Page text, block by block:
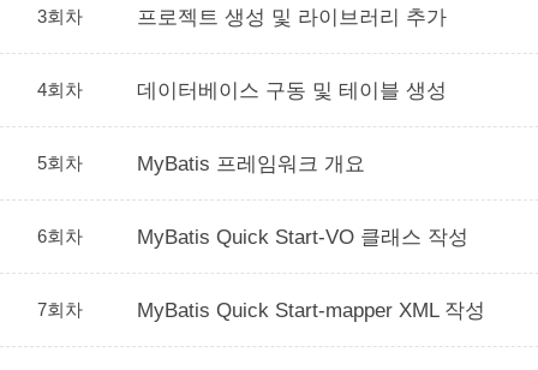
3회차 프로젝트 생성 및 라이브러리 추가
4회차 데이터베이스 구동 및 테이블 생성
5회차 MyBatis 프레임워크 개요
6회차 MyBatis Quick Start-VO 클래스 작성
7회차 MyBatis Quick Start-mapper XML 작성